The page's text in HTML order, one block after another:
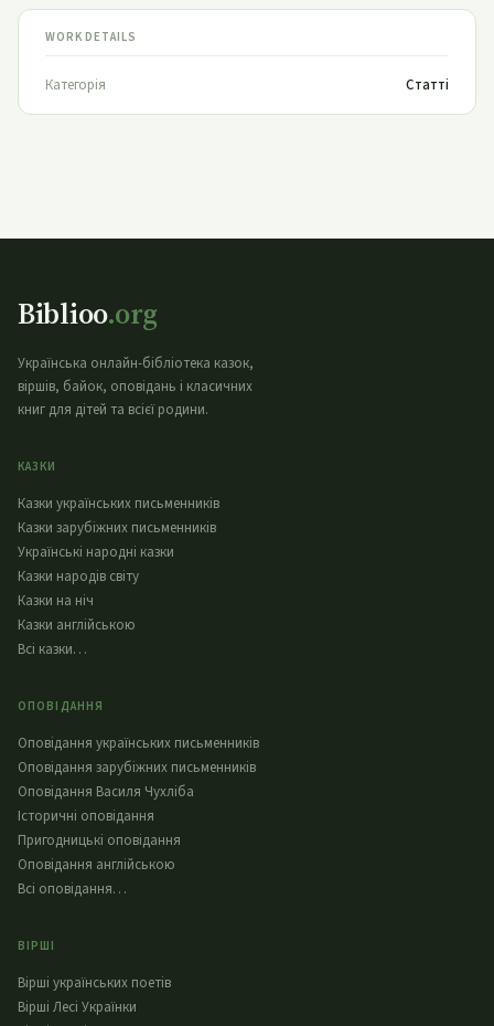
WORK DETAILS
Категорія Статті
Biblioo.org
Українська онлайн-бібліотека казок,
віршів, байок, оповідань і класичних
книг для дітей та всієї родини.
КАЗКИ
Казки українських письменників
Казки зарубіжних письменників
Українські народні казки
Казки народів світу
Казки на ніч
Казки англійською
Всі казки…
ОПОВІДАННЯ
Оповідання українських письменників
Оповідання зарубіжних письменників
Оповідання Василя Чухліба
Історичні оповідання
Пригодницькі оповідання
Оповідання англійською
Всі оповідання…
ВІРШІ
Вірші українських поетів
Вірші Лесі Українки